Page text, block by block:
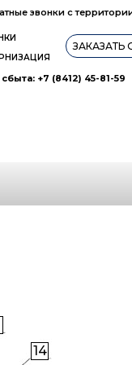
звонки с
ЗАКАЗАТЬ
+7 (8412) 45-81-
14